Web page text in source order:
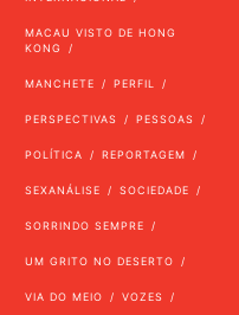
MACAU VISTO DE HONG
KONG
MANCHETE PERFIL
PERSPECTIVAS PESSOAS
POLÍTICA REPORTAGEM
SEXANÁLISE SOCIEDADE
SORRINDO SEMPRE
UM GRITO NO DESERTO
VIA DO MEIO VOZES